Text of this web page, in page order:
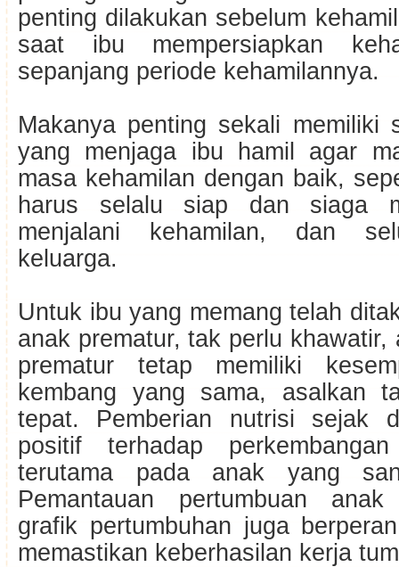
penting dilakukan sebelum
saat ibu mempersiapkan
sepanjang periode kehamilannya.
Makanya penting sekali memiliki
yang menjaga ibu hamil agar
masa kehamilan dengan baik,
harus selalu siap dan siaga
menjalani kehamilan, dan
keluarga.
Untuk ibu yang memang telah
anak prematur, tak perlu khawatir,
prematur tetap memiliki
kembang yang sama, asalkan
tepat. Pemberian nutrisi sejak
positif terhadap
terutama pada anak yang
Pemantauan pertumbuan anak
grafik pertumbuhan juga
memastikan keberhasilan kerja